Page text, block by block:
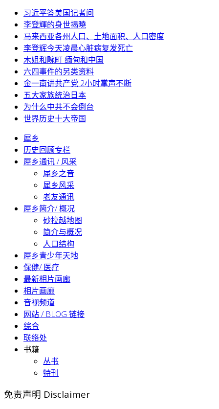
习近平答美国记者问
李登輝的身世揭曉
马来西亚各州人口、土地面积、人口密度
李登辉今天凌晨心脏病复发死亡
木姐和畹町 缅甸和中国
六四事件的另类资料
金一南讲共产党 2小时掌声不断
五大家族统治日本
为什么中共不会倒台
世界历史十大帝国
犀乡
历史回顾专栏
犀乡通讯 / 风采
犀乡之音
犀乡风采
老友通讯
犀乡简介/ 概况
砂拉越地图
简介与概况
人口结构
犀乡青少年天地
保健/ 医疗
最新相片画廊
相片画廊
音视频道
网站 / BLOG 链接
综合
联络处
书籍
丛书
特刊
免责声明 Disclaimer